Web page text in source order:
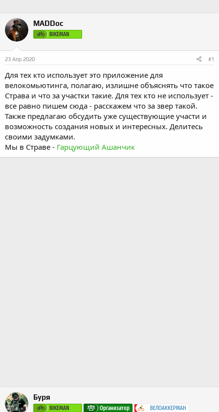
MADDoc
BIKEMAN
23 Апр 2020 #1
Для тех кто использует это приложение для
велокомьютинга, полагаю, излишне объяснять что такое
Страва и что за участки такие. Для тех кто не использует -
все равно пишем сюда - расскажем что за звер такой.
Также предлагаю обсудить уже существующие участи и
возможность создания новых и интересных. Делитесь
своими задумками.
Мы в Страве - Гарцующий Ашанчик
Буря
BIKEMAN Организатор
ВЕЛОАККЕРМАН